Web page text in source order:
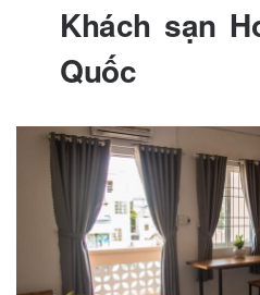
Khách sạn
Quốc